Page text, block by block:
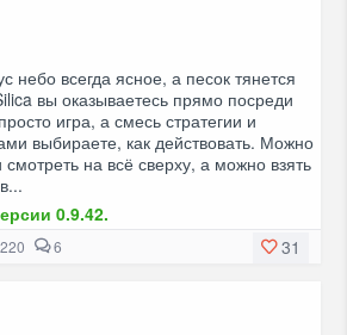
небо всегда ясное, а песок тянется
вы оказываетесь прямо посреди
игра, а смесь стратегии и
выбираете, как действовать. Можно
на всё сверху, а можно взять
0.9.42.
31
6